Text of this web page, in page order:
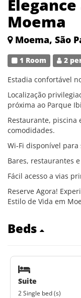
Moema
Moema, São
1 Room 2
Estadia confortável
Localização
próxima ao Parque
Restaurante, piscina
comodidades.
Wi-Fi disponível para
Bares, restaurantes
Fácil acesso a vias
Reserve Agora!
Estilo de Vida em
Beds
Suite
2 Single bed (s)